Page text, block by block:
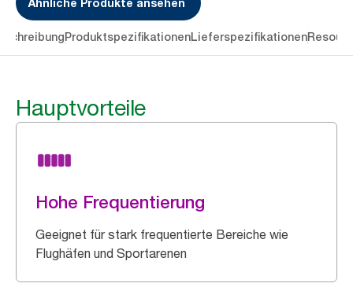
Ähnliche Produkte ansehen
ProduktspezifikationenLieferspezifikationen
Hauptvorteile
Hohe Frequentierung
Geeignet für stark frequentierte Bereiche wie
Flughäfen und Sportarenen